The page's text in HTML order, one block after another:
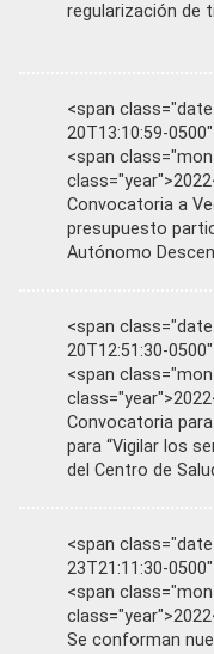
regularización de
<span
20T13:10:59-
<span
Convocatoria a
presupuesto
Autónomo
<span
20T12:51:30-
<span
Convocatoria
para “Vigilar los
del Centro de
<span
23T21:11:30-
<span
Se conforman